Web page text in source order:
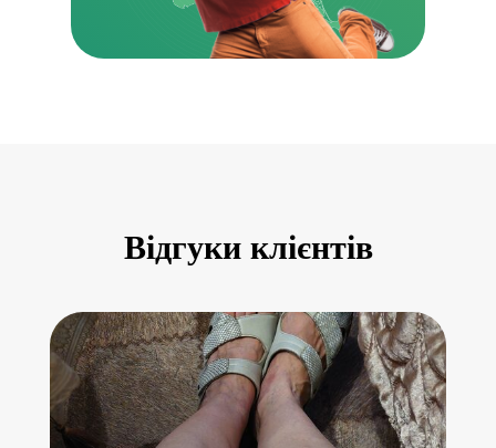
Відгуки клієнтів